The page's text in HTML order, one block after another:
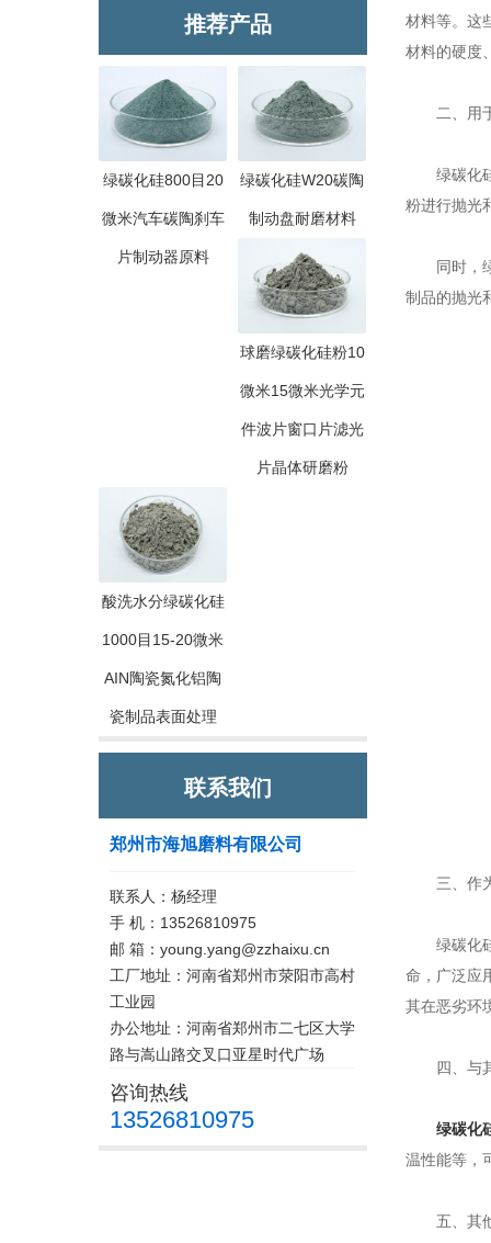
推荐产品
绿碳化硅800目20
微米汽车碳陶刹车
片制动器原料
绿碳化硅W20碳陶
制动盘耐磨材料
球磨绿碳化硅粉10
微米15微米光学元
件波片窗口片滤光
片晶体研磨粉
酸洗水分绿碳化硅
1000目15-20微米
AIN陶瓷氮化铝陶
瓷制品表面处理
联系我们
郑州市海旭磨料有限公司
联系人：杨经理
手 机：13526810975
邮 箱：young.yang@zzhaixu.cn
工厂地址：河南省郑州市荥阳市高村
工业园
办公地址：河南省郑州市二七区大学
路与嵩山路交叉口亚星时代广场
咨询热线
13526810975
材料等。这
材料的硬度
二、用于
绿碳化硅
粉进行抛光
同时，绿
制品的抛光
三、作为
绿碳化硅
命，广泛应
其在恶劣环
四、与其
绿碳化
温性能等，
五、其